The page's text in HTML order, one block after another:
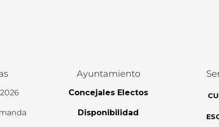
Ayuntamiento
Concejales Electos
Disponibilidad